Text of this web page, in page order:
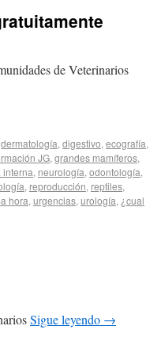
de Veterinarios
dermatología, digestivo, ecografía,
JG, grandes mamíferos,
interna, neurología, odontología,
, reproducción, reptiles,
hora, urgencias, urología, ¿cual
Sigue leyendo →